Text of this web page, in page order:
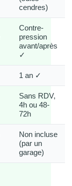
cendres)
Contre-
pression
avant/après
✓
1 an ✓
Sans RDV,
4h ou 48-
72h
Non incluse
(par un
garage)